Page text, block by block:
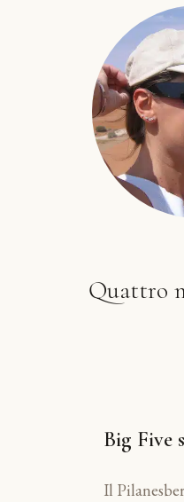
Quattro
Big Five
Il